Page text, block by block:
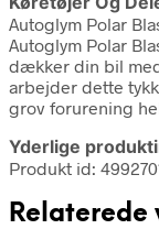
Autoglym Polar
Autoglym Polar
dækker din bil
arbejder dette
grov forurening
Yderlige
Produkt id:
Relaterede